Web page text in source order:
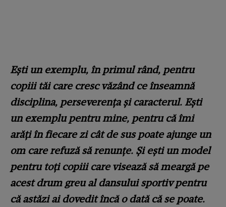
Ești un exemplu, în primul rând, pentru
copiii tăi care cresc văzând ce înseamnă
disciplina, perseverența și caracterul. Ești
un exemplu pentru mine, pentru că îmi
arăți în fiecare zi cât de sus poate ajunge un
om care refuză să renunțe. Și ești un model
pentru toți copiii care visează să meargă pe
acest drum greu al dansului sportiv pentru
că astăzi ai dovedit încă o dată că se poate.